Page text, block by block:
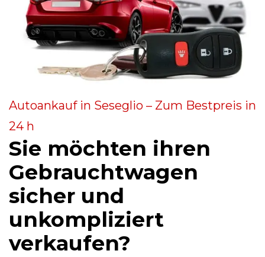
Autoankauf in Seseglio – Zum Bestpreis in
24 h
Sie möchten ihren
Gebrauchtwagen
sicher und
unkompliziert
verkaufen?